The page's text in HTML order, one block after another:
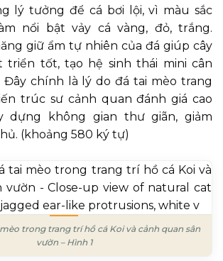
lý tưởng để cá bơi lội, vì màu sắc
nổi bật vảy cá vàng, đỏ, trắng.
giữ ẩm tự nhiên của đá giúp cây
triển tốt, tạo hệ sinh thái mini cân
Đây chính là lý do đá tai mèo trang
trúc sư cảnh quan đánh giá cao
dựng không gian thư giãn, giảm
(khoảng 580 ký tự)
trong trang trí hồ cá Koi và cảnh quan sân
vườn – Hình 1